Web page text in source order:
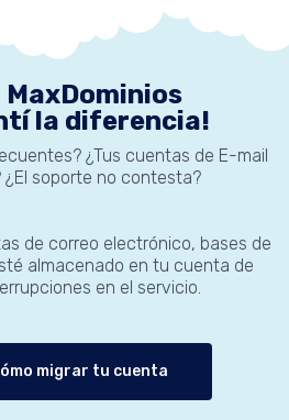
MaxDominios
la diferencia!
¿Tus cuentas de E-mail
¿El soporte no contesta?
de correo electrónico, bases de
almacenado en tu cuenta de
en el servicio.
migrar tu cuenta